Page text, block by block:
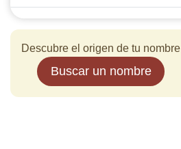
Descubre el origen de tu nombre
Buscar un nombre